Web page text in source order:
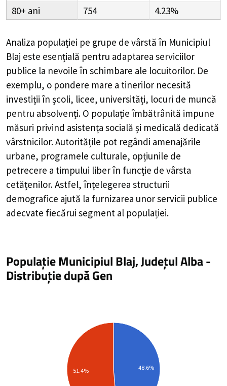
80+
754 4.23%
Analiza populației pe grupe de vârstă în Municipiul
Blaj este esențială pentru adaptarea serviciilor
publice la nevoile în schimbare ale locuitorilor. De
exemplu, o pondere mare a tinerilor necesită
investiții în școli, licee, universități, locuri de muncă
pentru absolvenți. O populație îmbătrânită impune
măsuri privind asistența socială și medicală dedicată
vârstnicilor. Autoritățile pot regândi amenajările
urbane, programele culturale, opțiunile de
petrecere a timpului liber în funcție de vârsta
cetățenilor. Astfel, înțelegerea structurii
demografice ajută la furnizarea unor servicii publice
adecvate fiecărui segment al populației.
Populație Municipiul Blaj, Județul Alba-
Distribuțiedupă Gen
48.6%
51.4%